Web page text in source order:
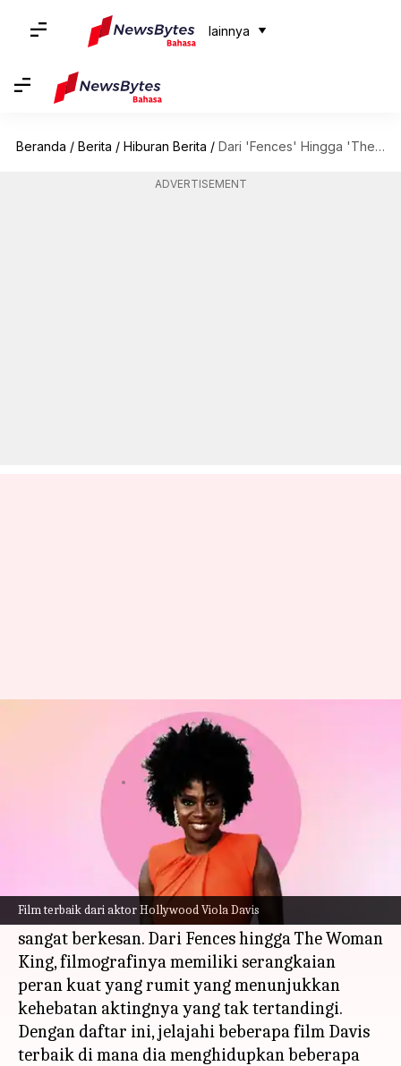
lainnya
Beranda / Berita / Hiburan Berita / Dari 'Fences' Hingga 'The Help': Penampilan Terbaik Viola Davis
ADVERTISEMENT
Film terbaik dari aktor Hollywood Viola Davis
Dari 'Fences' Hingga 'The Help':
Penampilan Terbaik Viola Davis
Handoko Sep 05, 2023 12:53 pm
Viola Davis, ratu Hollywood yang tak
terkalahkan, telah menghiasi kita dengan
serangkaian penampilan tak terlupakan yang
sangat berkesan. Dari Fences hingga The Woman
King, filmografinya memiliki serangkaian
peran kuat yang rumit yang menunjukkan
kehebatan aktingnya yang tak tertandingi.
Dengan daftar ini, jelajahi beberapa film Davis
terbaik di mana dia menghidupkan beberapa